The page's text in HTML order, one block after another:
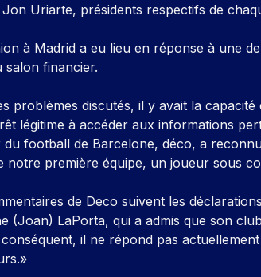
Jon Uriarte, présidents respectifs de
à Madrid a eu lieu en réponse à une
salon financier.
problèmes discutés, il y avait la
légitime à accéder aux informations
football de Barcelone, déco, a
notre première équipe, un joueur sous
de Deco suivent les
(Joan) LaPorta, qui a admis que son
il ne répond pas